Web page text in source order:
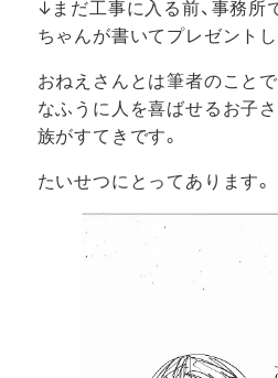
↓まだ工事に入る前、事務所
ちゃんが書いてプレゼント
おねえさんとは筆者のことで
なふうに人を喜ばせるお子
族がすてきです。
たいせつにとってあります。